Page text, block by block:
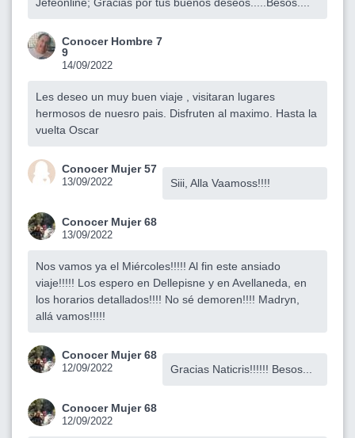
Conocer Hombre 7
9
14/09/2022
Les deseo un muy buen viaje , visitaran lugares
hermosos de nuesro pais. Disfruten al maximo. Hasta la
vuelta Oscar
Conocer Mujer 57
13/09/2022 Siii, Alla Vaamoss!!!!
Conocer Mujer 68
13/09/2022
Nos vamos ya el Miércoles!!!!! Al fin este ansiado
viaje!!!!! Los espero en Dellepisne y en Avellaneda, en
los horarios detallados!!!! No sé demoren!!!! Madryn,
allá vamos!!!!!
Conocer Mujer 68
12/09/2022 Gracias Naticris!!!!!! Besos...
Conocer Mujer 68
12/09/2022